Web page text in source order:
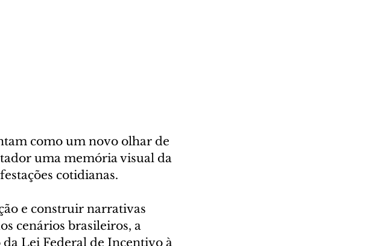
como um novo olhar de
uma memória visual da
cotidianas.
e construir narrativas
cenários brasileiros, a
Lei Federal de Incentivo à